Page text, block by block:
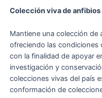
Colección viva de
Mantiene una colección de
ofreciendo las condiciones
con la finalidad de apoyar
investigación y
colecciones vivas del país
conformación de